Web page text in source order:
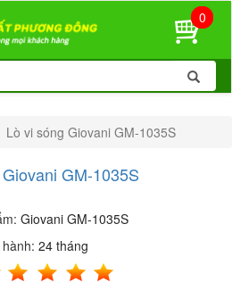
0
Lò vi sóng Giovani GM-1035S
GM-1035S
Giovani GM-1035S
24 tháng